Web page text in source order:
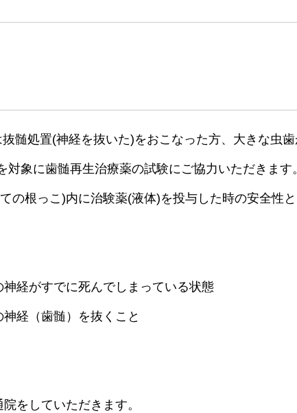
髄処置(神経を抜いた)をおこなった方、大きな虫
対象に歯髄再生治療薬の試験にご協力いただきます
の根っこ)内に治験薬(液体)を投与した時の安全性
経がすでに死んでしまっている状態
経（歯髄）を抜くこと
をしていただきます。